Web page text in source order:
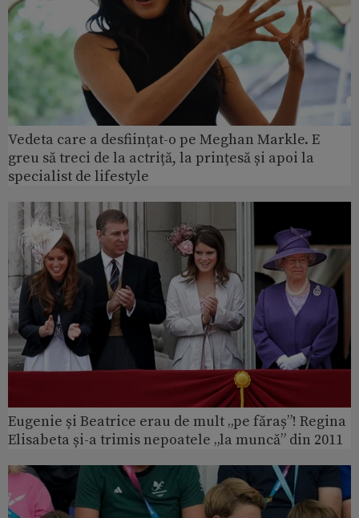
Vedeta care a desființat-o pe Meghan Markle. E
greu să treci de la actriță, la prințesă și apoi la
specialist de lifestyle
Eugenie și Beatrice erau de mult „pe făraș”! Regina
Elisabeta și-a trimis nepoatele „la muncă” din 2011